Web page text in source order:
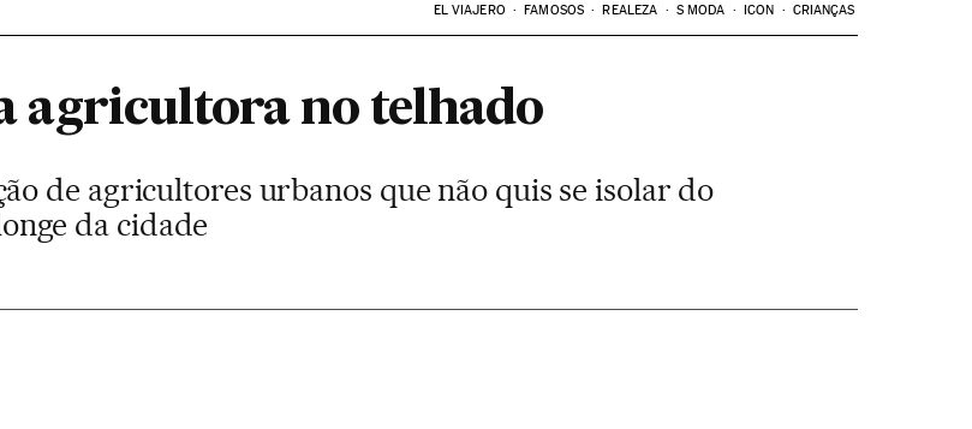
EL VIAJERO FAMOSOS REALEZA S MODA ICON CRIANÇAS
agricultora no telhado
de agricultores urbanos que não quis se isolar do
da cidade